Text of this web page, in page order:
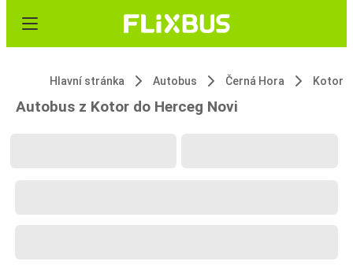
Hlavní stránka Autobus Černá Hora Kotor
Autobus z Kotor do Herceg Novi